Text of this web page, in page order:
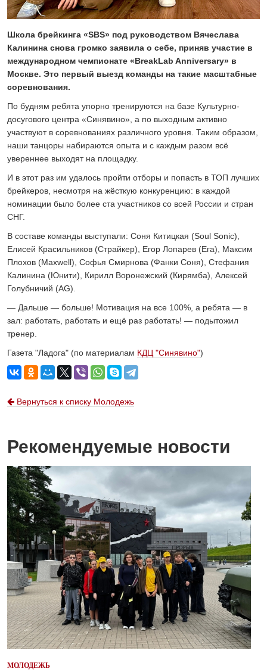
24 ИЮЛЯ 2026
ОБЩЕСТВО
Спрашивали? Отвечаем!
04 АВГУСТА 2026
Школа брейкинга «SBS» под руководством Вячеслава
Калинина снова громко заявила о себе, приняв участие в
международном чемпионате «BreakLab Anniversary» в
Москве. Это первый выезд команды на такие масштабные
соревнования.
По будням ребята упорно тренируются на базе Культурно-
досугового центра «Синявино», а по выходным активно
участвуют в соревнованиях различного уровня. Таким образом,
наши танцоры набираются опыта и с каждым разом всё
увереннее выходят на площадку.
И в этот раз им удалось пройти отборы и попасть в ТОП лучших
брейкеров, несмотря на жёсткую конкуренцию: в каждой
номинации было более ста участников со всей России и стран
СНГ.
В составе команды выступали: Соня Китицкая (Soul Sonic),
Елисей Красильников (Страйкер), Егор Лопарев (Ега), Максим
Плохов (Maxwell), Софья Смирнова (Фанки Соня), Стефания
Калинина (Юнити), Кирилл Воронежский (Кирямба), Алексей
Голубничий (АG).
— Дальше — больше! Мотивация на все 100%, а ребята — в
зал: работать, работать и ещё раз работать! — подытожил
тренер.
Газета "Ладога" (по материалам КДЦ "Синявино")
Вернуться к списку Молодежь
Рекомендуемые новости
МОЛОДЕЖЬ